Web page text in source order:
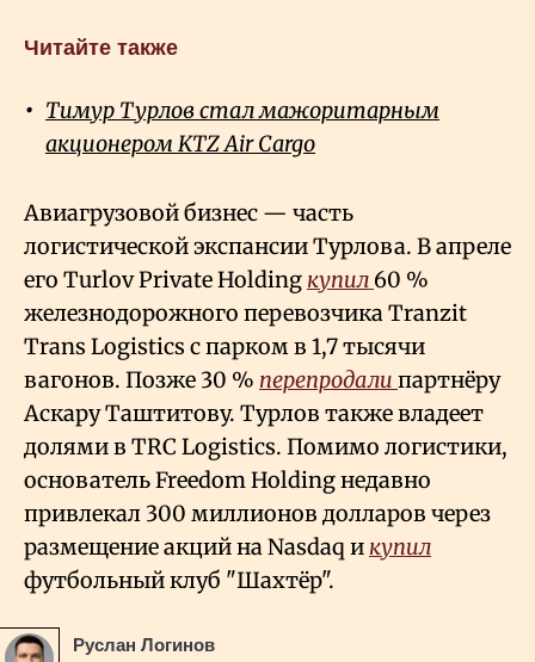
Читайте также
Тимур Турлов стал мажоритарным
акционером KTZ Air Cargo
Авиагрузовой бизнес — часть
логистической экспансии Турлова. В апреле
его Turlov Private Holding купил 60 %
железнодорожного перевозчика Tranzit
Trans Logistics с парком в 1,7 тысячи
вагонов. Позже 30 % перепродали партнёру
Аскару Таштитову. Турлов также владеет
долями в TRC Logistics. Помимо логистики,
основатель Freedom Holding недавно
привлекал 300 миллионов долларов через
размещение акций на Nasdaq и купил
футбольный клуб "Шахтёр".
Руслан Логинов